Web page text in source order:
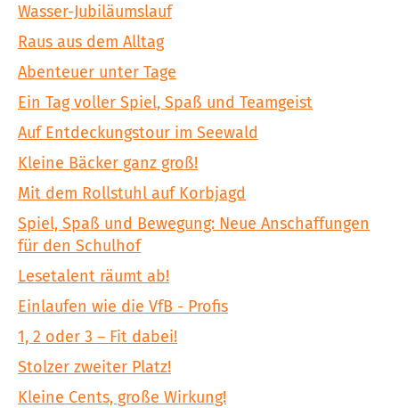
Wasser-Jubiläumslauf
Raus aus dem Alltag
Abenteuer unter Tage
Ein Tag voller Spiel, Spaß und Teamgeist
Auf Entdeckungstour im Seewald
Kleine Bäcker ganz groß!
Mit dem Rollstuhl auf Korbjagd
Spiel, Spaß und Bewegung: Neue Anschaffungen
für den Schulhof
Lesetalent räumt ab!
Einlaufen wie die VfB - Profis
1, 2 oder 3 – Fit dabei!
Stolzer zweiter Platz!
Kleine Cents, große Wirkung!